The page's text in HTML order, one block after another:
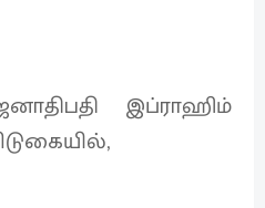
இப்ராஹிம்